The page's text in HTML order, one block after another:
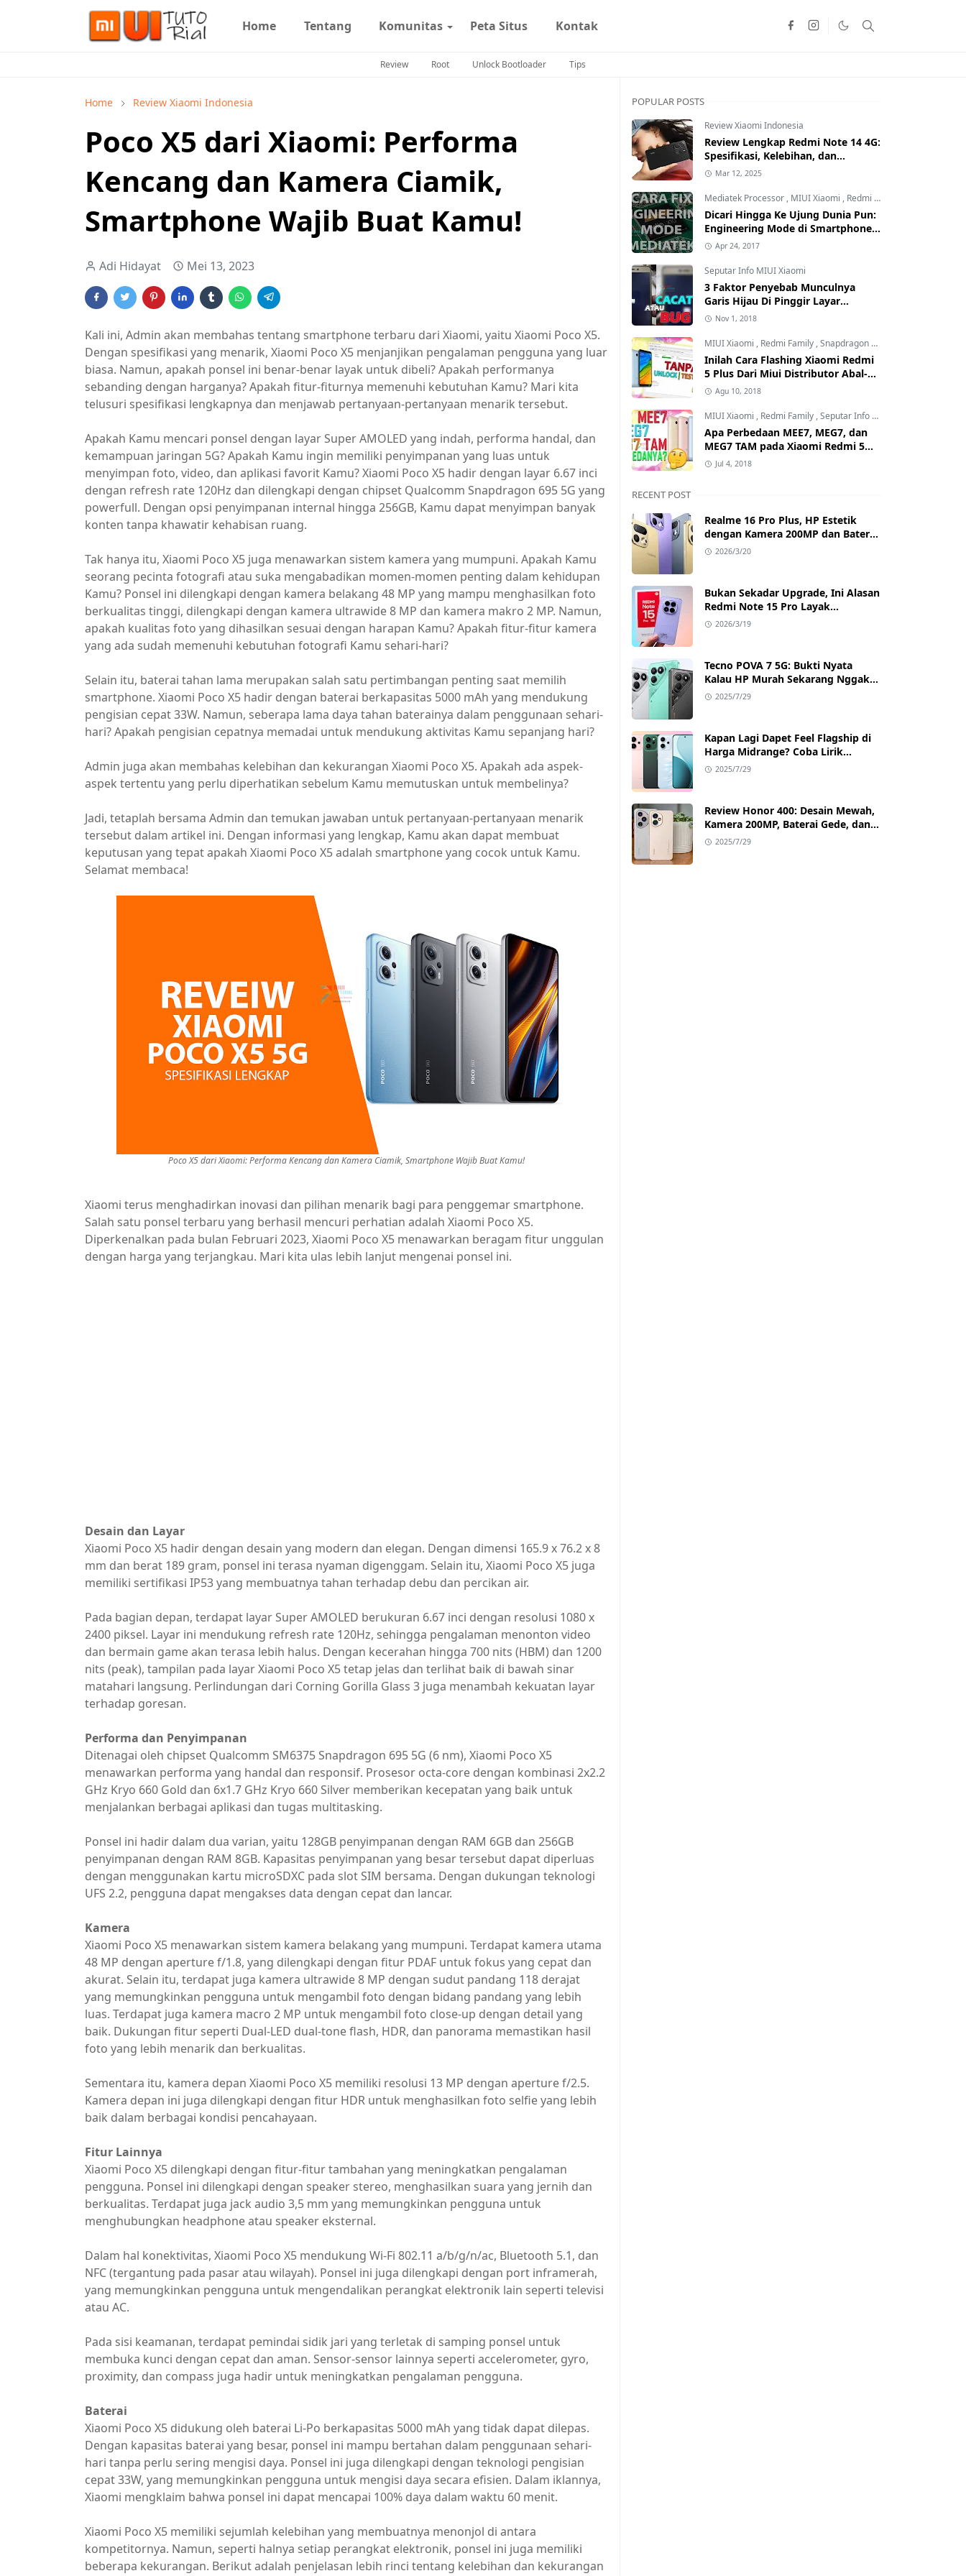
Home Tentang Komunitas Peta Situs Kontak
Review Root Unlock Bootloader Tips
Home Review Xiaomi Indonesia
Poco X5 dari Xiaomi: Performa
Kencang dan Kamera Ciamik,
Smartphone Wajib Buat Kamu!
Adi Hidayat Mei 13, 2023
Kali ini, Admin akan membahas tentang smartphone terbaru dari Xiaomi, yaitu Xiaomi Poco X5.
Dengan spesifikasi yang menarik, Xiaomi Poco X5 menjanjikan pengalaman pengguna yang luar
biasa. Namun, apakah ponsel ini benar-benar layak untuk dibeli? Apakah performanya
sebanding dengan harganya? Apakah fitur-fiturnya memenuhi kebutuhan Kamu? Mari kita
telusuri spesifikasi lengkapnya dan menjawab pertanyaan-pertanyaan menarik tersebut.
Apakah Kamu mencari ponsel dengan layar Super AMOLED yang indah, performa handal, dan
kemampuan jaringan 5G? Apakah Kamu ingin memiliki penyimpanan yang luas untuk
menyimpan foto, video, dan aplikasi favorit Kamu? Xiaomi Poco X5 hadir dengan layar 6.67 inci
dengan refresh rate 120Hz dan dilengkapi dengan chipset Qualcomm Snapdragon 695 5G yang
powerfull. Dengan opsi penyimpanan internal hingga 256GB, Kamu dapat menyimpan banyak
konten tanpa khawatir kehabisan ruang.
Tak hanya itu, Xiaomi Poco X5 juga menawarkan sistem kamera yang mumpuni. Apakah Kamu
seorang pecinta fotografi atau suka mengabadikan momen-momen penting dalam kehidupan
Kamu? Ponsel ini dilengkapi dengan kamera belakang 48 MP yang mampu menghasilkan foto
berkualitas tinggi, dilengkapi dengan kamera ultrawide 8 MP dan kamera makro 2 MP. Namun,
apakah kualitas foto yang dihasilkan sesuai dengan harapan Kamu? Apakah fitur-fitur kamera
yang ada sudah memenuhi kebutuhan fotografi Kamu sehari-hari?
Selain itu, baterai tahan lama merupakan salah satu pertimbangan penting saat memilih
smartphone. Xiaomi Poco X5 hadir dengan baterai berkapasitas 5000 mAh yang mendukung
pengisian cepat 33W. Namun, seberapa lama daya tahan baterainya dalam penggunaan sehari-
hari? Apakah pengisian cepatnya memadai untuk mendukung aktivitas Kamu sepanjang hari?
Admin juga akan membahas kelebihan dan kekurangan Xiaomi Poco X5. Apakah ada aspek-
aspek tertentu yang perlu diperhatikan sebelum Kamu memutuskan untuk membelinya?
Jadi, tetaplah bersama Admin dan temukan jawaban untuk pertanyaan-pertanyaan menarik
tersebut dalam artikel ini. Dengan informasi yang lengkap, Kamu akan dapat membuat
keputusan yang tepat apakah Xiaomi Poco X5 adalah smartphone yang cocok untuk Kamu.
Selamat membaca!
Poco X5 dari Xiaomi: Performa Kencang dan Kamera Ciamik, Smartphone Wajib Buat Kamu!
Xiaomi terus menghadirkan inovasi dan pilihan menarik bagi para penggemar smartphone.
Salah satu ponsel terbaru yang berhasil mencuri perhatian adalah Xiaomi Poco X5.
Diperkenalkan pada bulan Februari 2023, Xiaomi Poco X5 menawarkan beragam fitur unggulan
dengan harga yang terjangkau. Mari kita ulas lebih lanjut mengenai ponsel ini.
Desain dan Layar
Xiaomi Poco X5 hadir dengan desain yang modern dan elegan. Dengan dimensi 165.9 x 76.2 x 8
mm dan berat 189 gram, ponsel ini terasa nyaman digenggam. Selain itu, Xiaomi Poco X5 juga
memiliki sertifikasi IP53 yang membuatnya tahan terhadap debu dan percikan air.
Pada bagian depan, terdapat layar Super AMOLED berukuran 6.67 inci dengan resolusi 1080 x
2400 piksel. Layar ini mendukung refresh rate 120Hz, sehingga pengalaman menonton video
dan bermain game akan terasa lebih halus. Dengan kecerahan hingga 700 nits (HBM) dan 1200
nits (peak), tampilan pada layar Xiaomi Poco X5 tetap jelas dan terlihat baik di bawah sinar
matahari langsung. Perlindungan dari Corning Gorilla Glass 3 juga menambah kekuatan layar
terhadap goresan.
Performa dan Penyimpanan
Ditenagai oleh chipset Qualcomm SM6375 Snapdragon 695 5G (6 nm), Xiaomi Poco X5
menawarkan performa yang handal dan responsif. Prosesor octa-core dengan kombinasi 2x2.2
GHz Kryo 660 Gold dan 6x1.7 GHz Kryo 660 Silver memberikan kecepatan yang baik untuk
menjalankan berbagai aplikasi dan tugas multitasking.
Ponsel ini hadir dalam dua varian, yaitu 128GB penyimpanan dengan RAM 6GB dan 256GB
penyimpanan dengan RAM 8GB. Kapasitas penyimpanan yang besar tersebut dapat diperluas
dengan menggunakan kartu microSDXC pada slot SIM bersama. Dengan dukungan teknologi
UFS 2.2, pengguna dapat mengakses data dengan cepat dan lancar.
Kamera
Xiaomi Poco X5 menawarkan sistem kamera belakang yang mumpuni. Terdapat kamera utama
48 MP dengan aperture f/1.8, yang dilengkapi dengan fitur PDAF untuk fokus yang cepat dan
akurat. Selain itu, terdapat juga kamera ultrawide 8 MP dengan sudut pandang 118 derajat
yang memungkinkan pengguna untuk mengambil foto dengan bidang pandang yang lebih
luas. Terdapat juga kamera macro 2 MP untuk mengambil foto close-up dengan detail yang
baik. Dukungan fitur seperti Dual-LED dual-tone flash, HDR, dan panorama memastikan hasil
foto yang lebih menarik dan berkualitas.
Sementara itu, kamera depan Xiaomi Poco X5 memiliki resolusi 13 MP dengan aperture f/2.5.
Kamera depan ini juga dilengkapi dengan fitur HDR untuk menghasilkan foto selfie yang lebih
baik dalam berbagai kondisi pencahayaan.
Fitur Lainnya
Xiaomi Poco X5 dilengkapi dengan fitur-fitur tambahan yang meningkatkan pengalaman
pengguna. Ponsel ini dilengkapi dengan speaker stereo, menghasilkan suara yang jernih dan
berkualitas. Terdapat juga jack audio 3,5 mm yang memungkinkan pengguna untuk
menghubungkan headphone atau speaker eksternal.
Dalam hal konektivitas, Xiaomi Poco X5 mendukung Wi-Fi 802.11 a/b/g/n/ac, Bluetooth 5.1, dan
NFC (tergantung pada pasar atau wilayah). Ponsel ini juga dilengkapi dengan port inframerah,
yang memungkinkan pengguna untuk mengendalikan perangkat elektronik lain seperti televisi
atau AC.
Pada sisi keamanan, terdapat pemindai sidik jari yang terletak di samping ponsel untuk
membuka kunci dengan cepat dan aman. Sensor-sensor lainnya seperti accelerometer, gyro,
proximity, dan compass juga hadir untuk meningkatkan pengalaman pengguna.
Baterai
Xiaomi Poco X5 didukung oleh baterai Li-Po berkapasitas 5000 mAh yang tidak dapat dilepas.
Dengan kapasitas baterai yang besar, ponsel ini mampu bertahan dalam penggunaan sehari-
hari tanpa perlu sering mengisi daya. Ponsel ini juga dilengkapi dengan teknologi pengisian
cepat 33W, yang memungkinkan pengguna untuk mengisi daya secara efisien. Dalam iklannya,
Xiaomi mengklaim bahwa ponsel ini dapat mencapai 100% daya dalam waktu 60 menit.
Xiaomi Poco X5 memiliki sejumlah kelebihan yang membuatnya menonjol di antara
kompetitornya. Namun, seperti halnya setiap perangkat elektronik, ponsel ini juga memiliki
beberapa kekurangan. Berikut adalah penjelasan lebih rinci tentang kelebihan dan kekurangan
POPULAR POSTS
Review Xiaomi Indonesia
Review Lengkap Redmi Note 14 4G:
Spesifikasi, Kelebihan, dan
Kekurangan!
Mar 12, 2025
Mediatek Processor , MIUI Xiaomi , Redmi Family
Dicari Hingga Ke Ujung Dunia Pun:
Engineering Mode di Smartphone
Xiaomi Kamu Hilang? Ini Tutorial
Cara Mengembalikannya
Apr 24, 2017
Seputar Info MIUI Xiaomi
3 Faktor Penyebab Munculnya
Garis Hijau Di Pinggir Layar
Smartphone Xiaomi: Kamu yang
Nov 1, 2018
MIUI Xiaomi , Redmi Family ,Snapdragon Processor
Inilah Cara Flashing Xiaomi Redmi
5 Plus Dari Miui Distributor Abal-
Abal ke Offcial Tanpa Test Point
dan Tanpa Unlock Bootloader
Agu 10, 2018
MIUI Xiaomi , Redmi Family ,Seputar Info MIUI Xiaomi
Apa Perbedaan MEE7, MEG7, dan
MEG7 TAM pada Xiaomi Redmi 5
Plus? Benarkah MEG7 TAM Tidak
Jul 4, 2018
RECENT POST
Realme 16 Pro Plus, HP Estetik
dengan Kamera 200MP dan Baterai
Badak
2026/3/20
Bukan Sekadar Upgrade, Ini Alasan
Redmi Note 15 Pro Layak
Dipertimbangkan
2026/3/19
Tecno POVA 7 5G: Bukti Nyata
Kalau HP Murah Sekarang Nggak
Main-Main Lagi
2025/7/29
Kapan Lagi Dapet Feel Flagship di
Harga Midrange? Coba Lirik
Reno14 Pro 5G!
2025/7/29
Review Honor 400: Desain Mewah,
Kamera 200MP, Baterai Gede, dan
Google Full Akses
2025/7/29